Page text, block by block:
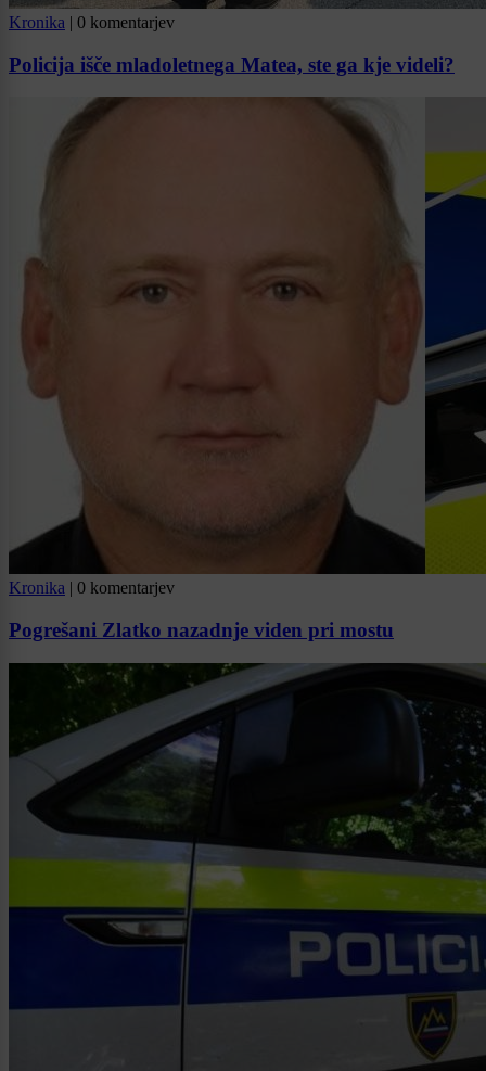
Kronika | 0 komentarjev
Policija išče mladoletnega Matea, ste ga kje videli?
Kronika | 0 komentarjev
Pogrešani Zlatko nazadnje viden pri mostu